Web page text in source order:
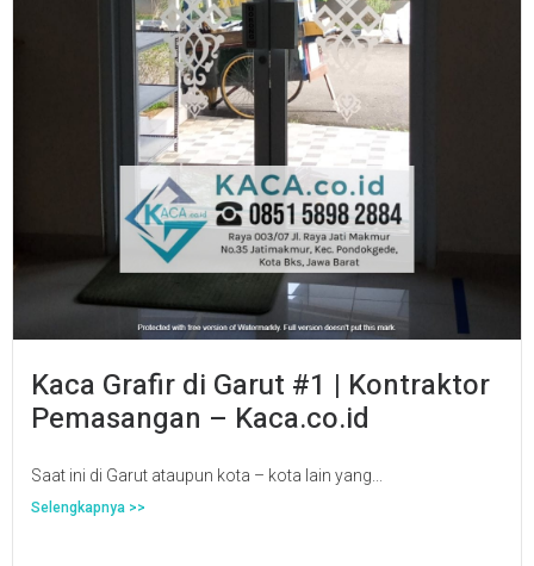
Kaca Grafir di Garut #1 | Kontraktor
Pemasangan – Kaca.co.id
Saat ini di Garut ataupun kota – kota lain yang...
Selengkapnya >>